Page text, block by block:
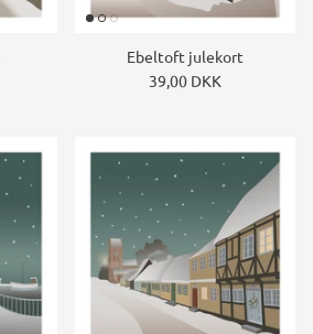
Ebeltoft julekort
39,00 DKK